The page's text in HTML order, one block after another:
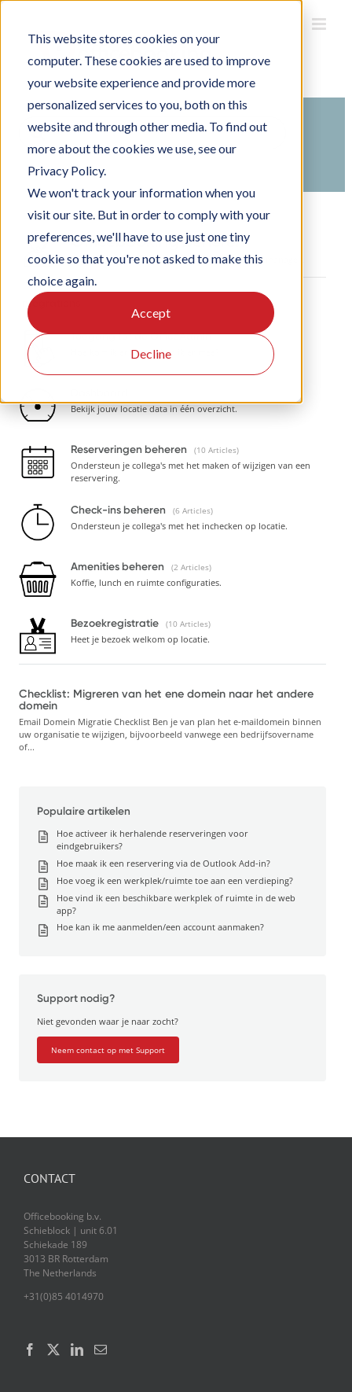
This website stores cookies on your
computer. These cookies are used to improve
your website experience and provide more
personalized services to you, both on this
website and through other media. To find out
more about the cookies we use, see our
Privacy Policy.
We won't track your information when you
visit our site. But in order to comply with your
preferences, we'll have to use just one tiny
cookie so that you're not asked to make this
choice again.
Accept
Decline
Ga
inhoud
Search
Home Kennisbank
Officebooking beheren
Je gebouw beheren met OfficeAdmin als Locatiemanager.
Integrations
Toegang tot de OfficeAdmin 3 Articles
Hoe kom ik er en wat kan ik er mee?
Bekijk jouw locatie data in één overzicht.
Reserveringen beheren 10 Articles
Ondersteun je collega's met het maken of wijzigen van een
reservering.
Check-ins beheren 6 Articles
Ondersteun je collega's met het inchecken op locatie.
Amenities beheren 2 Articles
Koffie, lunch en ruimte configuraties.
Bezoekregistratie 10 Articles
Heet je bezoek welkom op locatie.
Checklist: Migreren van het ene domein naar het andere
domein
Email Domein Migratie Checklist Ben je van plan het e-maildomein binnen
uw organisatie te wijzigen, bijvoorbeeld vanwege een bedrijfsovername
of...
Populaire artikelen
Hoe activeer ik herhalende reserveringen voor
eindgebruikers?
Hoe maak ik een reservering via de Outlook Add-in?
Hoe voeg ik een werkplek/ruimte toe aan een verdieping?
Hoe vind ik een beschikbare werkplek of ruimte in de web
app?
Hoe kan ik me aanmelden/een account aanmaken?
Support nodig?
Niet gevonden waar je naar zocht?
Neem contact op met Support
CONTACT
Officebooking b.v.
Schieblock | unit 6.01
Schiekade 189
3013 BR Rotterdam
The Netherlands
+31(0)85 4014970